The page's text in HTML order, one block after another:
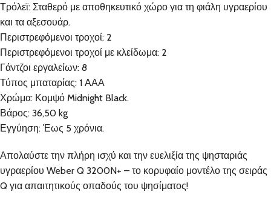
Τρόλεϊ: Σταθερό με αποθηκευτικό χώρο για τη φιάλη υγραερίου
και τα αξεσουάρ.
Περιστρεφόμενοι τροχοί: 2
Περιστρεφόμενοι τροχοί με κλείδωμα: 2
Γάντζοι εργαλείων: 8
Τύπος μπαταρίας: 1 ΑΑΑ
Χρώμα: Κομψό Midnight Black.
Βάρος: 36,50 kg
Εγγύηση: Έως 5 χρόνια.
Απολαύστε την πλήρη ισχύ και την ευελιξία της ψησταριάς
υγραερίου Weber Q 3200N+ – το κορυφαίο μοντέλο της σειράς
Q για απαιτητικούς οπαδούς του ψησίματος!